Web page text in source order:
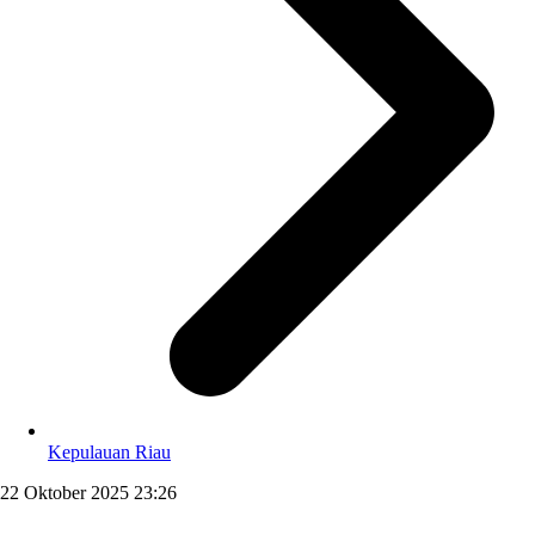
Kepulauan Riau
22 Oktober 2025 23:26